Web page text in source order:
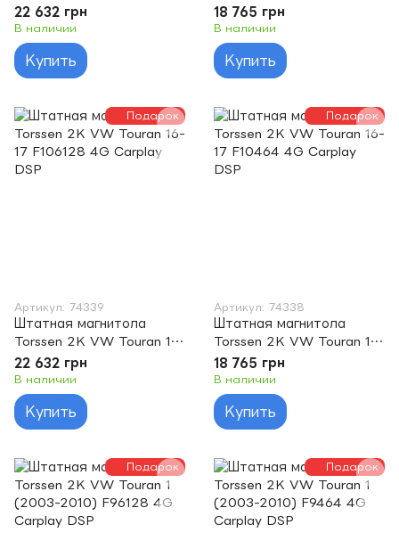
18+ F96128 4G Carplay
DSP
22 632 грн
В наличии
Купить
18+ F9464 4G Carplay
DSP
18 765 грн
В наличии
Купить
Подарок
Артикул: 74339
Штатная магнитола
Torssen 2K VW Touran 16-
17 F106128 4G Carplay
DSP
22 632 грн
В наличии
Купить
Подарок
Артикул: 74338
Штатная магнитола
Torssen 2K VW Touran 16-
17 F10464 4G Carplay
DSP
18 765 грн
В наличии
Купить
Подарок Подарок